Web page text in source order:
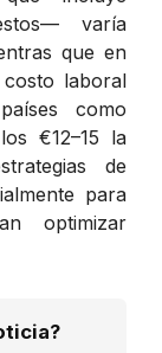
varía
que en
laboral
como
€12–15 la
de
para
optimizar